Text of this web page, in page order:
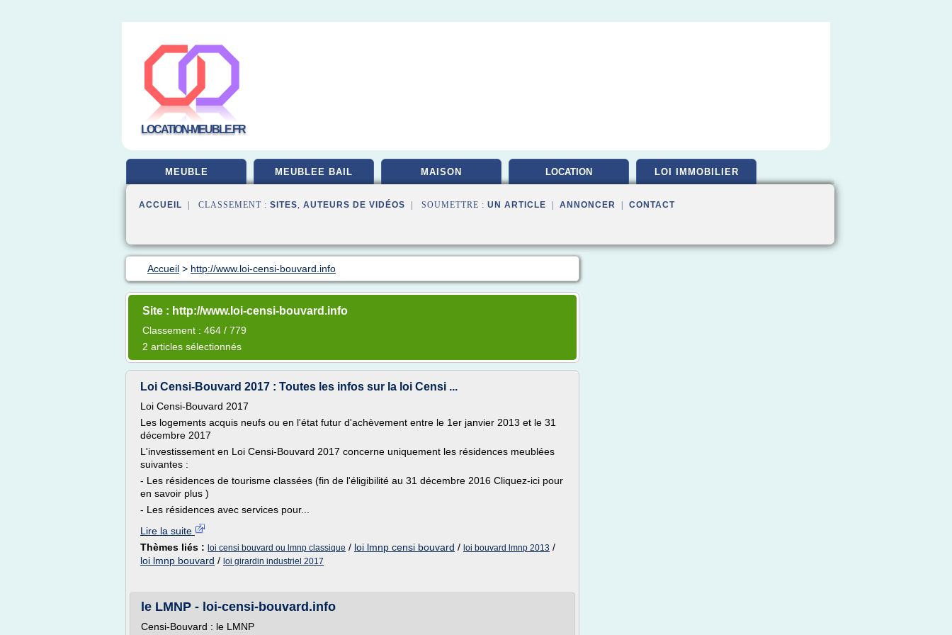
LOCATION-MEUBLE.FR
MEUBLE MEUBLEE BAIL MAISON LOCATION LOI IMMOBILIER
ACCUEIL | CLASSEMENT : SITES, AUTEURS DE VIDÉOS | SOUMETTRE : UN ARTICLE ANNONCER CONTACT
Accueil > http://www.loi-censi-bouvard.info
Site : http://www.loi-censi-bouvard.info
Classement : 464 / 779
2 articles sélectionnés
Loi Censi-Bouvard 2017 : Toutes les infos sur la loi Censi ...
Loi Censi-Bouvard 2017
Les logements acquis neufs ou en l'état futur d'achèvement entre le 1er janvier 2013 et le 31
décembre 2017
L'investissement en Loi Censi-Bouvard 2017 concerne uniquement les résidences meublées
suivantes :
- Les résidences de tourisme classées (fin de l'éligibilité au 31 décembre 2016 Cliquez-ici pour
en savoir plus )
- Les résidences avec services pour...
Lire la suite
Thèmes liés : loi censi bouvard ou lmnp classique / loi lmnp censi bouvard / loi bouvard lmnp 2013 /
loi lmnp bouvard / loi girardin industriel 2017
le LMNP - loi-censi-bouvard.info
Censi-Bouvard : le LMNP